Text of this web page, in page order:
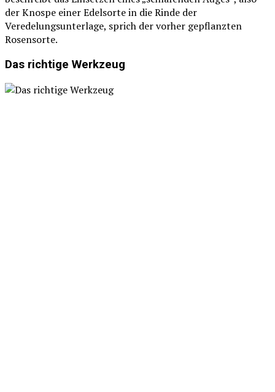
der Knospe einer Edelsorte in die Rinde der
Veredelungsunterlage, sprich der vorher gepflanzten
Rosensorte.
Das richtige Werkzeug